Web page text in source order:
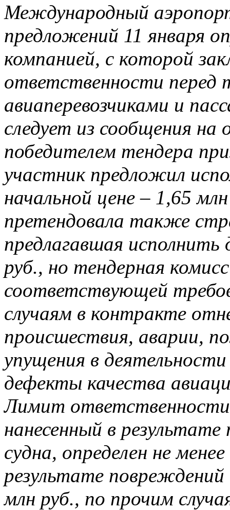
Международный
предложений 11 января
компанией, с которой
ответственности перед
авиаперевозчиками и
следует из сообщения на
победителем тендера
участник предложил
начальной цене – 1,65
претендовала также
предлагавшая
руб., но тендерная
соответствующей
случаям в контракте
происшествия, аварии,
упущения в
дефекты качества
Лимит
нанесенный в
судна, определен не
результате
млн руб., по прочим